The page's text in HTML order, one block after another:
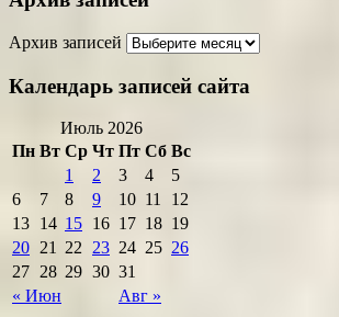
Архив записей
Календарь записей сайта
Июль 2026
Пн Вт Ср Чт Пт Сб Вс
« Июн Авг »
1 2 3 4
5
6
7 8 9 10 11
12
13 14 15 16 17 18 19
20 21 22 23 24 25 26
27 28 29 30 31